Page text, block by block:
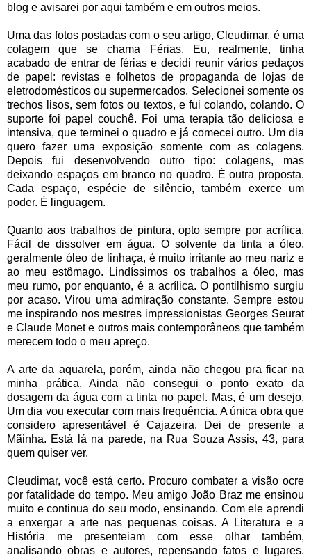
blog e avisarei por aqui também e em outros meios.
Uma das fotos postadas com o seu artigo, Cleudimar, é uma
colagem que se chama Férias. Eu, realmente, tinha
acabado de entrar de férias e decidi reunir vários pedaços
de papel: revistas e folhetos de propaganda de lojas de
eletrodomésticos ou supermercados. Selecionei somente os
trechos lisos, sem fotos ou textos, e fui colando, colando. O
suporte foi papel couchê. Foi uma terapia tão deliciosa e
intensiva, que terminei o quadro e já comecei outro. Um dia
quero fazer uma exposição somente com as colagens.
Depois fui desenvolvendo outro tipo: colagens, mas
deixando espaços em branco no quadro. É outra proposta.
Cada espaço, espécie de silêncio, também exerce um
poder. É linguagem.
Quanto aos trabalhos de pintura, opto sempre por acrílica.
Fácil de dissolver em água. O solvente da tinta a óleo,
geralmente óleo de linhaça, é muito irritante ao meu nariz e
ao meu estômago. Lindíssimos os trabalhos a óleo, mas
meu rumo, por enquanto, é a acrílica. O pontilhismo surgiu
por acaso. Virou uma admiração constante. Sempre estou
me inspirando nos mestres impressionistas Georges Seurat
e Claude Monet e outros mais contemporâneos que também
merecem todo o meu apreço.
A arte da aquarela, porém, ainda não chegou pra ficar na
minha prática. Ainda não consegui o ponto exato da
dosagem da água com a tinta no papel. Mas, é um desejo.
Um dia vou executar com mais frequência. A única obra que
considero apresentável é Cajazeira. Dei de presente a
Mãinha. Está lá na parede, na Rua Souza Assis, 43, para
quem quiser ver.
Cleudimar, você está certo. Procuro combater a visão ocre
por fatalidade do tempo. Meu amigo João Braz me ensinou
muito e continua do seu modo, ensinando. Com ele aprendi
a enxergar a arte nas pequenas coisas. A Literatura e a
História me presenteiam com esse olhar também,
analisando obras e autores, repensando fatos e lugares.